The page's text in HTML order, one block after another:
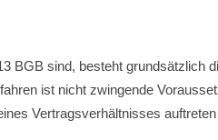
BGB sind, besteht
ist nicht zwingende
Vertragsverhältnisses